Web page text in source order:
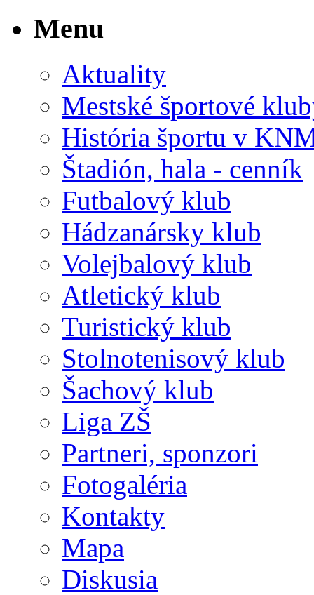
Menu
Aktuality
Mestské športové
História športu v
Štadión, hala - cenník
Futbalový klub
Hádzanársky klub
Volejbalový klub
Atletický klub
Turistický klub
Stolnotenisový klub
Šachový klub
Liga ZŠ
Partneri, sponzori
Fotogaléria
Kontakty
Mapa
Diskusia